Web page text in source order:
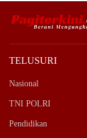
TELUSURI
Nasional
TNI POLRI
Pendidikan